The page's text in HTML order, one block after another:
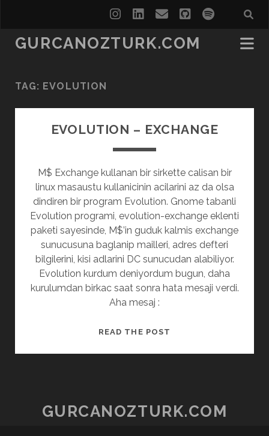
instagram
linkedin
emailgithubspotify
GURCANOZTURK.COM
TAG: EVOLUTION
EVOLUTION – EXCHANGE
M$ Exchange kullanan bir sirkette calisan bir
linux masaustu kullanicinin acilarini az da olsa
dindiren bir program Evolution. Gnome tabanli
Evolution programi, evolution-exchange eklenti
paketi sayesinde, M$’in guduk kalmis exchange
sunucusuna baglanip mailleri, adres defteri
bilgilerini, kisi adlarini DC sunucudan alabiliyor.
Evolution kurdum deniyordum bugun, daha
kurulumdan birkac saat sonra hata mesaji verdi.
Aha mesaj :
READ THE POST
GURCANOZTURK.COM